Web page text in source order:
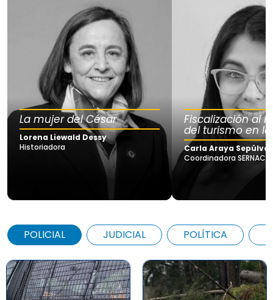
La mujer del César
Lorena Liewald Dessy
Historiadora
Fiscalización al
del turismo en
Carla Araya
Coordinadora SERNAC
POLICIAL JUDICIAL POLÍTICA